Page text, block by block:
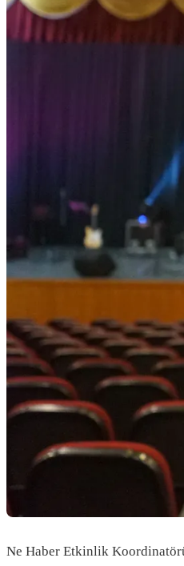
Ne Haber Etkinlik